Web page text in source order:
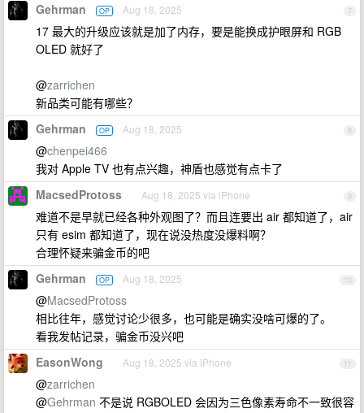
7
Gehrman OP Aug 18, 2025
17 最大的升级应该就是加了内存，要是能换成护眼屏和 RGB
OLED 就好了
@zarrichen
新品类可能有哪些？
8
Gehrman OP Aug 18, 2025
@chenpei466
我对 Apple TV 也有点兴趣，神盾也感觉有点卡了
9
MacsedProtoss Aug 18, 2025 via iPhone
难道不是早就已经各种外观图了？而且连要出 air 都知道了，air
只有 esim 都知道了，现在说没热度没爆料啊？
合理怀疑来骗金币的吧
10
Gehrman OP Aug 18, 2025
@MacsedProtoss
相比往年，感觉讨论少很多，也可能是确实没啥可爆的了。
看我发帖记录，骗金币没兴吧
11
EasonWong Aug 18, 2025 via iPhone
@zarrichen
@Gehrman 不是说 RGBOLED 会因为三色像素寿命不一致很容